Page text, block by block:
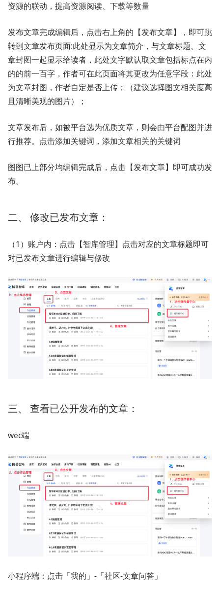
资源的联动，提高资源阅读、下载等数量
发布文章完成编辑后，点击右上角的【发布文章】，即可跳
转到文章发布页面:此处显示为文章简介，与文章标题、文
章封图一起显示给读者，此处文字默认取文章包括标点在内
的的前一百字，作者可在此页面将其更改为任意字段：此处
为文章封图，作者自定是否上传；（建议选择图文相关度高
且清晰美观的图片）；
文章发布后，如被平台选为优质文章，则会由平台配图并进
行推荐。点击添加关键词，添加文章相关的关键词
图图已上部分均编辑完成后，点击【发布文章】即可成功发
布。
二、 修改已发布文章：
（1）账户内：点击【智库管理】点击对应的文章标题即可
对已发布文章进行编辑与修改
三、 查看已公开发布的文章：
wec端
小程序端：点击「我的」-「社区-文章问答」